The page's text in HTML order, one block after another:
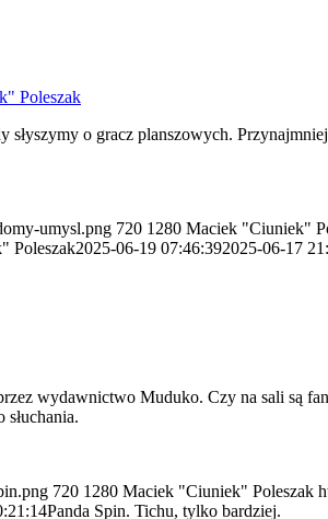
Poleszak
o gracz planszowych.
umysl.png 720 1280 Maciek "Ciuniek"
Poleszak2025-06-19 07:46:392025-06-17
wydawnictwo Muduko. Czy na sali są
720 1280 Maciek "Ciuniek" Poleszak
Panda Spin. Tichu, tylko bardziej.